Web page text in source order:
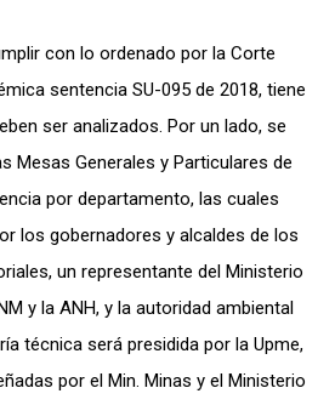
con lo ordenado por la Corte
sentencia SU-095 de 2018, tiene
ser analizados. Por un lado, se
Mesas Generales y Particulares de
por departamento, las cuales
los gobernadores y alcaldes de los
un representante del Ministerio
y la ANH, y la autoridad ambiental
técnica será presidida por la Upme,
por el Min. Minas y el Ministerio